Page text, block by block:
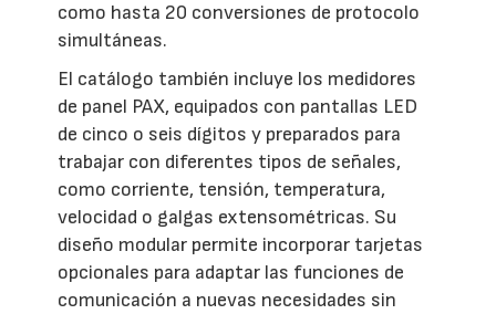
como hasta 20 conversiones de protocolo
simultáneas.
El catálogo también incluye los medidores
de panel PAX, equipados con pantallas LED
de cinco o seis dígitos y preparados para
trabajar con diferentes tipos de señales,
como corriente, tensión, temperatura,
velocidad o galgas extensométricas. Su
diseño modular permite incorporar tarjetas
opcionales para adaptar las funciones de
comunicación a nuevas necesidades sin